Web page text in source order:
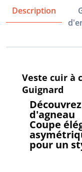
Description
Veste cuir à
Guignard
Coupe
pour un